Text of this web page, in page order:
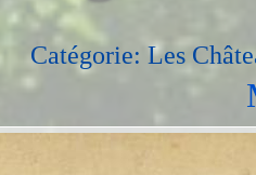
Catégorie: Les